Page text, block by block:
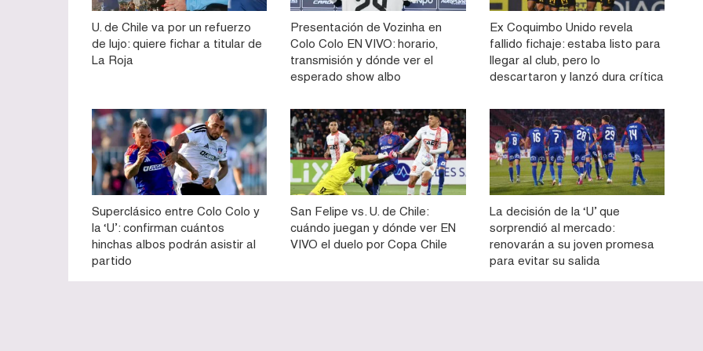
U. de Chile va por un refuerzo
de lujo: quiere fichar a titular de
La Roja
Presentación de Vozinha en
Colo Colo EN VIVO: horario,
transmisión y dónde ver el
esperado show albo
Ex Coquimbo Unido revela
fallido fichaje: estaba listo para
llegar al club, pero lo
descartaron y lanzó dura crítica
Superclásico entre Colo Colo y
la ‘U’: confirman cuántos
hinchas albos podrán asistir al
partido
San Felipe vs. U. de Chile:
cuándo juegan y dónde ver EN
VIVO el duelo por Copa Chile
La decisión de la ‘U’ que
sorprendió al mercado:
renovarán a su joven promesa
para evitar su salida